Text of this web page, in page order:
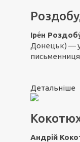
Іре́н
Донецьк) —
Детальніше
Андрій